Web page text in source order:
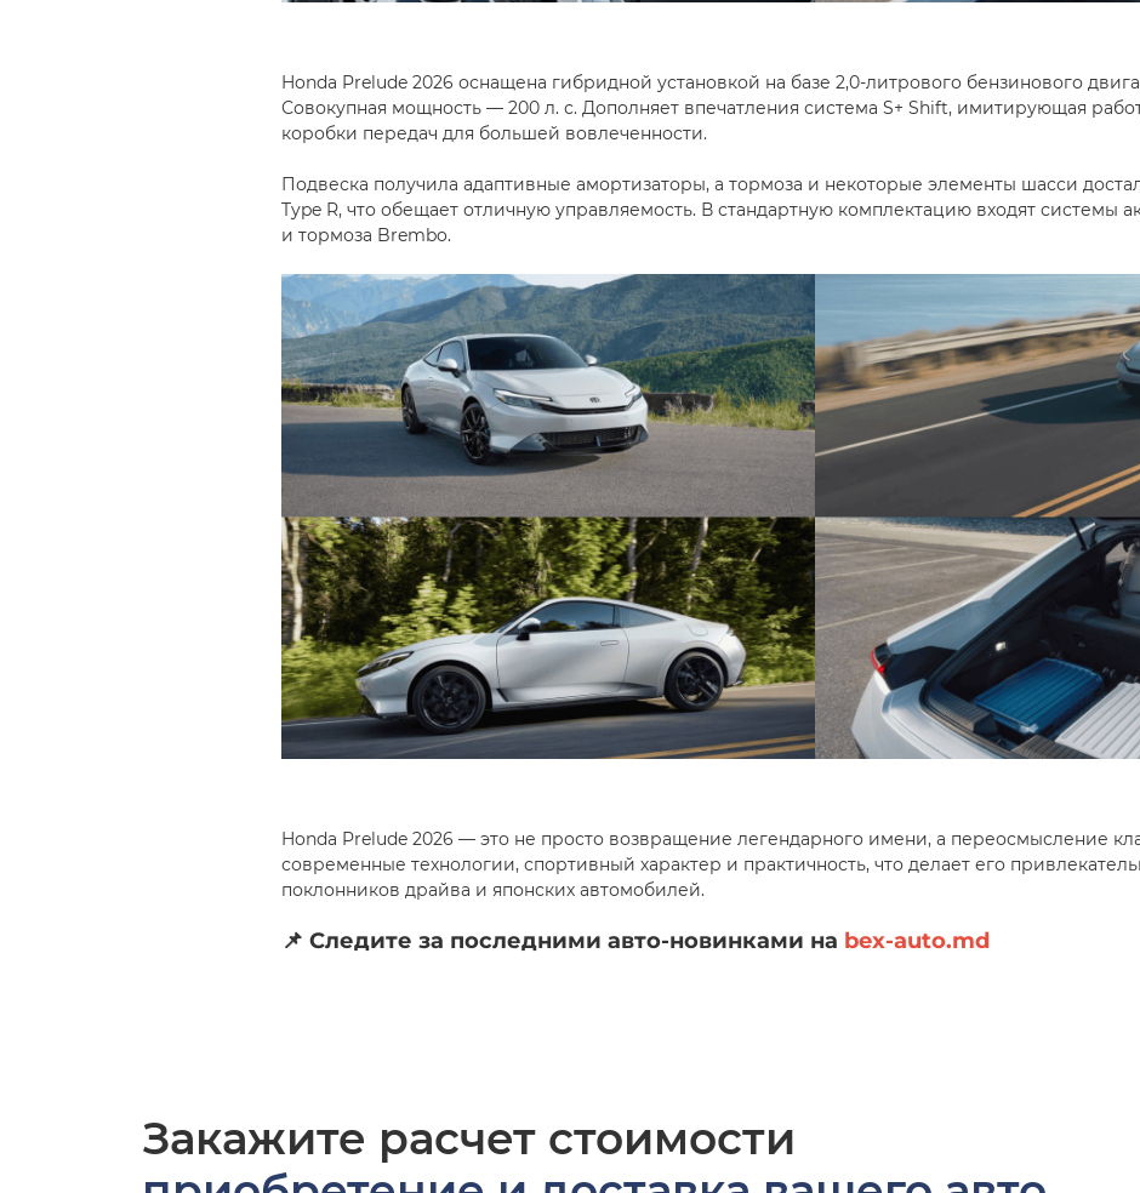
Honda Prelude 2026 оснащена гибридной установкой на базе 2,0-литрового бензинового
Совокупная мощность — 200 л. с. Дополняет впечатления система S+ Shift, имитирующая
коробки передач для большей вовлеченности.
Подвеска получила адаптивные амортизаторы, а тормоза и некоторые элементы шасси
Type R, что обещает отличную управляемость. В стандартную комплектацию входят системы
и тормоза Brembo.
Honda Prelude 2026 — это не просто возвращение легендарного имени, а переосмысление
современные технологии, спортивный характер и практичность, что делает его
поклонников драйва и японских автомобилей.
📌 Следите за последними авто-новинками на bex-auto.md
Закажите расчет стоимости